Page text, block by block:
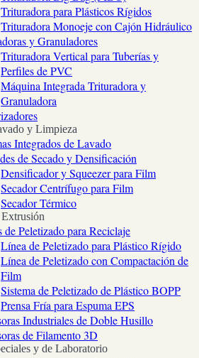
Trituradora para Plásticos Rígidos
Trituradora Monoeje con Cajón Hidráulico
y Granuladores
Trituradora Vertical para Tuberías y
Perfiles de PVC
Máquina Integrada Trituradora y
Granuladora
y Limpieza
Integrados de Lavado
de Secado y Densificación
Densificador y Squeezer para Film
Secador Centrífugo para Film
Secador Térmico
de Peletizado para Reciclaje
Línea de Peletizado para Plástico Rígido
Línea de Peletizado con Compactación de
Film
Sistema de Peletizado de Plástico BOPP
Prensa Fría para Espuma EPS
Industriales de Doble Husillo
de Filamento 3D
y de Laboratorio